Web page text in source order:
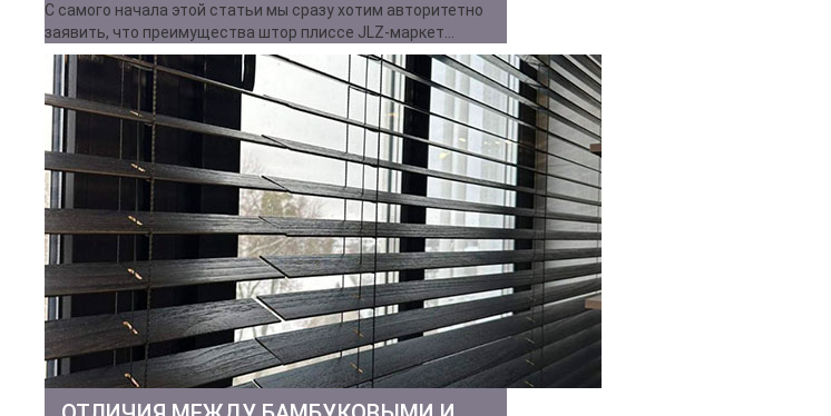
С самого начала этой статьи мы сразу хотим авторитетно
заявить, что преимущества штор плиссе JLZ-маркет…